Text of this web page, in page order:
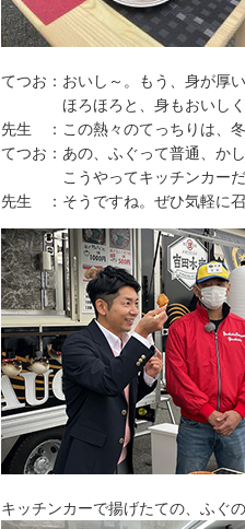
てつお：おいし～。もう、身が厚い
ほろほろと、身もおいしくて
先生 ：この熱々のてっちりは、冬
てつお：あの、ふぐって普通、か
こうやってキッチンカーだと
先生 ：そうですね。ぜひ気軽に召
キッチンカーで揚げたての、ふぐ